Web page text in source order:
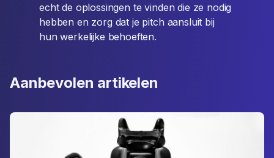
echt de oplossingen te vinden die ze nodig
hebben en zorg dat je pitch aansluit bij
hun werkelijke behoeften.
Aanbevolen artikelen